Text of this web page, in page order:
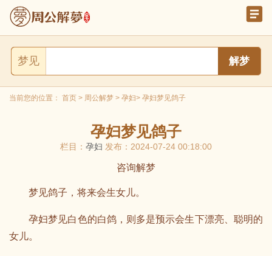
梦见
当前您的位置： 首页 > 周公解梦 > 孕妇> 孕妇梦见鸽子
孕妇梦见鸽子
栏目： 孕妇 发布：2024-07-24 00:18:00
咨询解梦
梦见鸽子，将来会生女儿。
孕妇梦见白色的白鸽，则多是预示会生下漂亮、聪明的
女儿。